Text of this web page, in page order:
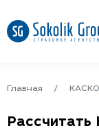
Главная КАСКО